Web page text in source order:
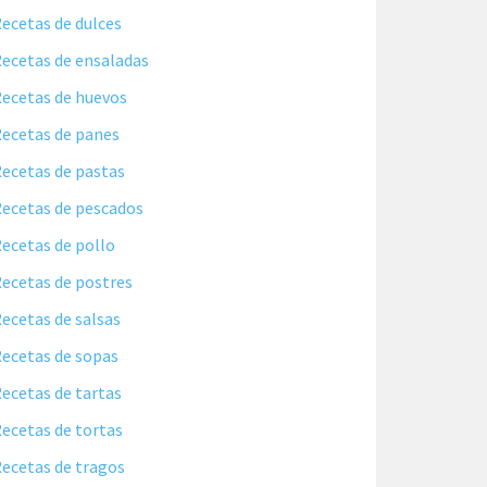
de dulces
de ensaladas
de huevos
de panes
de pastas
de pescados
de pollo
de postres
de salsas
de sopas
de tartas
de tortas
de tragos